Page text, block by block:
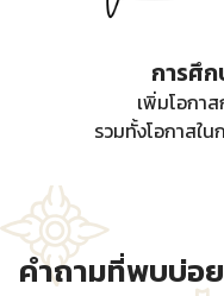
การศึก
เพิ่มโอกา
รวมทั้งโอกาสใ
คำถามที่พบบ่อ